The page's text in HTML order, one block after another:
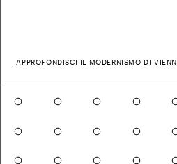
APPROFONDISCI IL MODERNISMO DI